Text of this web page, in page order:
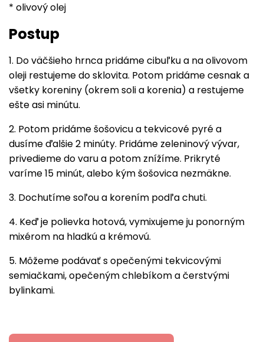
* olivový olej
Postup
1. Do väčšieho hrnca pridáme cibuľku a na olivovom
oleji restujeme do sklovita. Potom pridáme cesnak a
všetky koreniny (okrem soli a korenia) a restujeme
ešte asi minútu.
2. Potom pridáme šošovicu a tekvicové pyréa
dusíme ďalšie 2 minúty. Pridáme zeleninový vývar,
privedieme do varu a potom znížíme. Prikryté
varíme 15 minút, alebo kým šošovica nezmäkne.
3. Dochutíme soľou a korením podľa chuti.
4. Keď je polievka hotová, vymixujeme ju ponorným
mixérom na hladkú a krémovú.
5. Môžeme podávať s opečenými tekvicovými
semiačkami, opečeným chlebíkom a čerstvými
bylinkami.